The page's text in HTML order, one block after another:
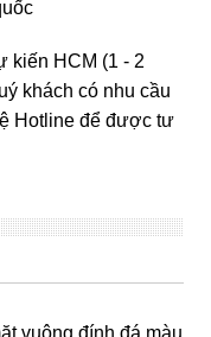
kiến HCM (1 - 2
khách có nhu cầu
Hotline để được tư
vuông đính đá màu